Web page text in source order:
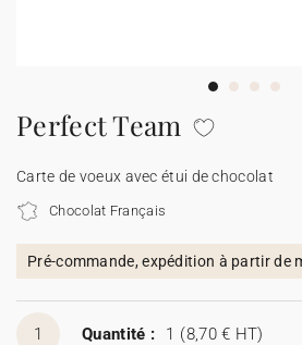
★ Demande d'échantillons
Menus
Présentoirs comptoir
Perfect Team
Carte de voeux avec étui de chocolat
Chocolat Français
Pré-commande, expédition à partir de
1 Quantité : 1 (8,70 € HT)